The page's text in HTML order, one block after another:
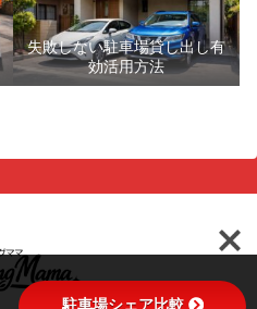
失敗しない駐車場貸し出し有
効活用方法
駐車場シェア比較